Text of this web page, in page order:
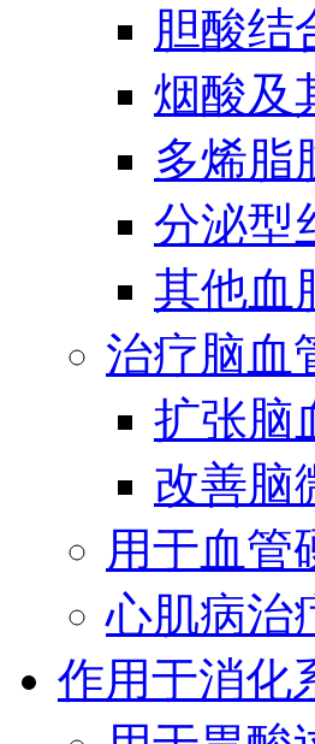
胆酸结
烟酸及
多烯脂
分泌型
其他血
治疗脑血
扩张脑
改善脑
用于血管
心肌病治
作用于消化